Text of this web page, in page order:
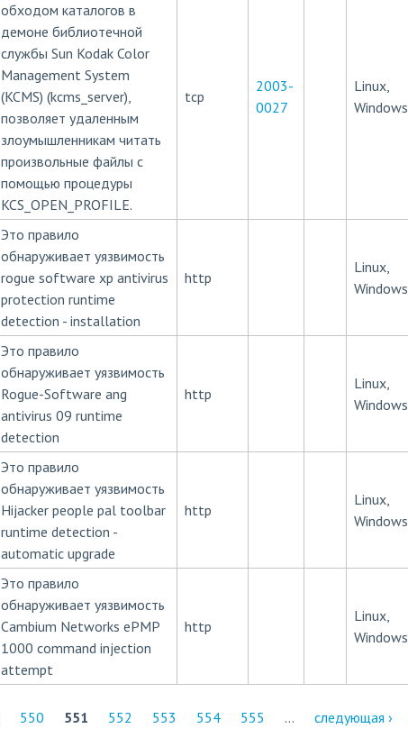
обходом каталогов в
демоне библиотечной
службы Sun Kodak Color
Management System
(KCMS) (kcms_server),
позволяет удаленным
злоумышленникам читать
произвольные файлы с
помощью процедуры
KCS_OPEN_PROFILE.
tcp
2003-
0027
Linux,
Windows
Это правило
обнаруживает уязвимость
rogue software xp antivirus
protection runtime
detection - installation
http
Linux,
Windows
Это правило
обнаруживает уязвимость
Rogue-Software ang
antivirus 09 runtime
detection
http
Linux,
Windows
Это правило
обнаруживает уязвимость
Hijacker people pal toolbar
runtime detection -
automatic upgrade
http
Linux,
Windows
Это правило
обнаруживает уязвимость
Cambium Networks ePMP
1000 command injection
attempt
http
Linux,
Windows
550 551 552 553 554 555 … следующая ›